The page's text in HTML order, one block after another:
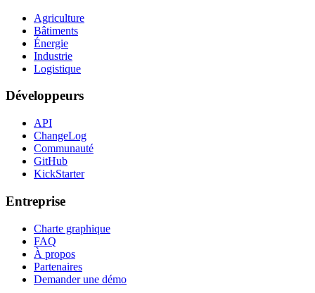
Agriculture
Bâtiments
Énergie
Industrie
Logistique
Développeurs
API
ChangeLog
Communauté
GitHub
KickStarter
Entreprise
Charte graphique
FAQ
À propos
Partenaires
Demander une démo